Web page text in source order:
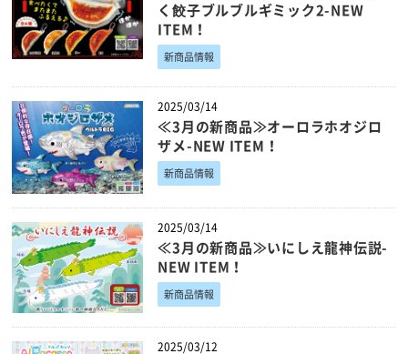
く餃子ブルブルギミック2-NEW
ITEM！
新商品情報
2025/03/14
≪3月の新商品≫オーロラホオジロ
ザメ-NEW ITEM！
新商品情報
2025/03/14
≪3月の新商品≫いにしえ龍神伝説-
NEW ITEM！
新商品情報
2025/03/12